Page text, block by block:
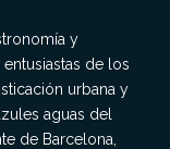
y
de los
urbana y
aguas del
de Barcelona,